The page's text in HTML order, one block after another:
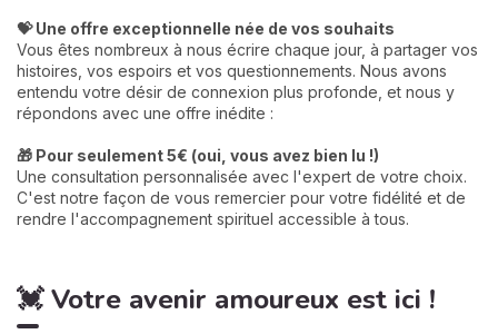
💝 Une offre exceptionnelle née de vos souhaits
Vous êtes nombreux à nous écrire chaque jour, à partager vos
histoires, vos espoirs et vos questionnements. Nous avons
entendu votre désir de connexion plus profonde, et nous y
répondons avec une offre inédite :
🎁 Pour seulement 5€ (oui, vous avez bien lu !)
Une consultation personnalisée avec l'expert de votre choix.
C'est notre façon de vous remercier pour votre fidélité et de
rendre l'accompagnement spirituel accessible à tous.
💓 Votre avenir amoureux est ici !